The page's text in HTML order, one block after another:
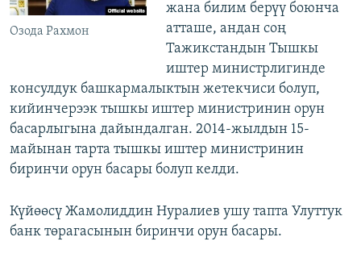
Озода Рахмон
жана билим берүү боюнча
атташе, андан соң
Тажикстандын Тышкы
иштер министрлигинде
консулдук башкармалыктын жетекчиси болуп,
кийинчерээк тышкы иштер министринин орун
басарлыгына дайындалган. 2014-жылдын 15-
майынан тарта тышкы иштер министринин
биринчи орун басары болуп келди.
Күйөөсү Жамолиддин Нуралиев ушу тапта Улуттук
банк төрагасынын биринчи орун басары.